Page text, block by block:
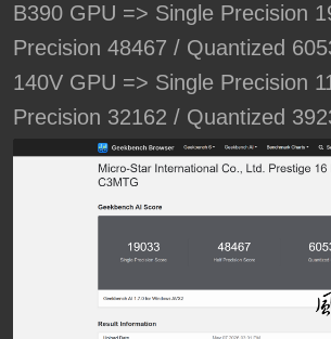
B390 GPU => Single Precision
Precision 48467 / Quantized
140V GPU => Single Precision
Precision 32162 / Quantized